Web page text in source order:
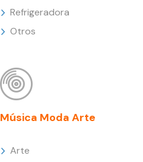
Refrigeradora
Otros
Música Moda Arte
Arte